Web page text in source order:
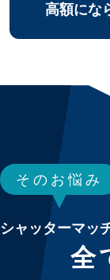
高額にな
そのお悩み
シャッターマッ
全